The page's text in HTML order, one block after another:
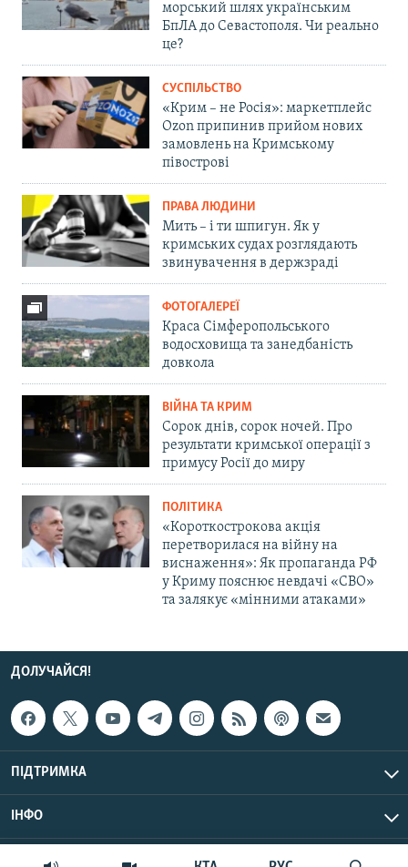
морський шлях українським
БпЛА до Севастополя. Чи реально
це?
СУСПІЛЬСТВО
«Крим – не Росія»: маркетплейс
Ozon припинив прийом нових
замовлень на Кримському
півострові
ПРАВА ЛЮДИНИ
Мить – і ти шпигун. Як у
кримських судах розглядають
звинувачення в держзраді
ФОТОГАЛЕРЕЇ
Краса Сімферопольського
водосховища та занедбаність
довкола
ВІЙНА ТА КРИМ
Сорок днів, сорок ночей. Про
результати кримської операції з
примусу Росії до миру
ПОЛІТИКА
«Короткострокова акція
перетворилася на війну на
виснаження»: Як пропаганда РФ
у Криму пояснює невдачі «СВО»
та залякує «мінними атаками»
ДОЛУЧАЙСЯ!
ПІДТРИМКА
ІНФО
© Крим.Реалії, 2026 | Усі права застережено.